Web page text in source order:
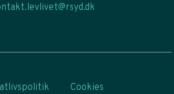
Cookies